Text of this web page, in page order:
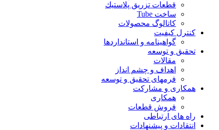
قطعات تزريق پلاستيك
ساخت Tube
کاتالوگ محصولات
کنترل کیفیت
گواهينامه و استانداردها
تحقيق و توسعه
مقالات
اهداف و چشم انداز
فرمهای تحقیق و توسعه
همکاری و مشارکت
همکاری
فروش قطعات
راه های ارتباطی
انتقادات و پيشنهادات